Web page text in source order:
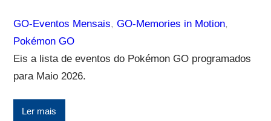
GO-Eventos Mensais, GO-Memories in Motion
Pokémon GO
Eis a lista de eventos do Pokémon GO programados
para Maio 2026.
Ler mais